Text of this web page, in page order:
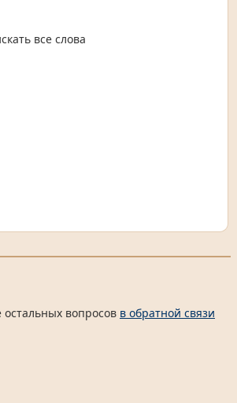
все слова
вопросов в обратной связи